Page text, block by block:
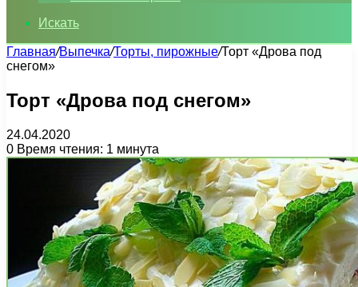
Искать
Главная/Выпечка/Торты, пирожные/Торт «Дрова под
снегом»
Торт «Дрова под снегом»
24.04.2020
0 Время чтения: 1 минута